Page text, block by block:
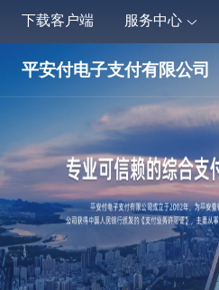
下载客户端 服务中心
平安付电子支付有限公司